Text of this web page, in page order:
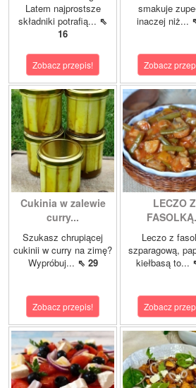
Latem najprostsze
składniki potrafią... ⇖
16
Zobacz przepis!
smakuje
inaczej niż...
Zobacz
Cukinia w zalewie
curry...
Szukasz chrupiącej
cukinii w curry na zimę?
Wypróbuj... ⇖ 29
Zobacz przepis!
LECZO Z
Leczo z
szparagową,
kiełbasą to...
Zobacz